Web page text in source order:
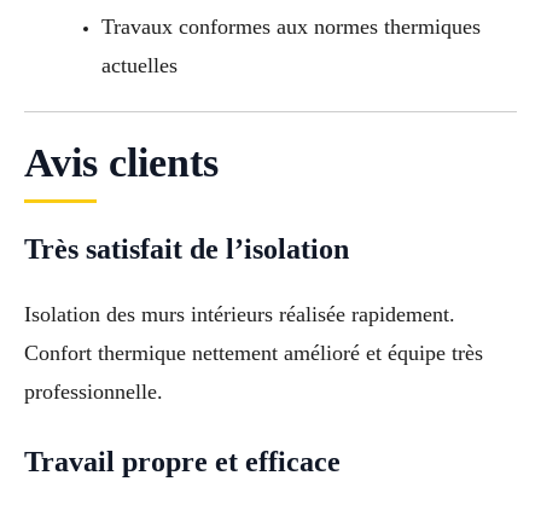
Travaux conformes aux normes thermiques
actuelles
Avis clients
Très satisfait de l’isolation
Isolation des murs intérieurs réalisée rapidement.
Confort thermique nettement amélioré et équipe très
professionnelle.
Travail propre et efficace